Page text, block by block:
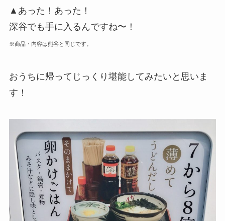
▲あった！あった！
深谷でも手に入るんですね〜！
※商品・内容は熊谷と同じです。
おうちに帰ってじっくり堪能してみたいと思いま
す！